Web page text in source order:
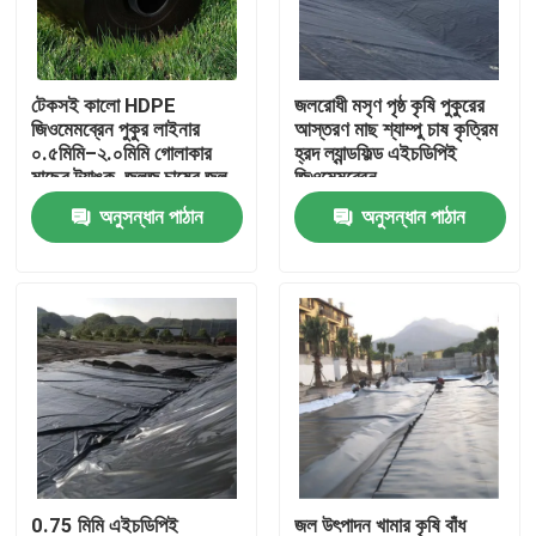
VR প্রদর্শন
আমাদের সম্পর্কে
কারখানা ভ্রমণ
মান নিয়ন্ত্রণ
আমাদের সাথে যোগাযোগ করুন
উদ্ধৃতির জন্য আবেদন
জিওটেক্সটাইল জিওগ্রিড
টেকসই কালো HDPE
জিওমেমব্রেন পুকুর লাইনার
০.৫মিমি–২.০মিমি গোলাকার
মাছের ট্যাঙ্ক, জলজ চাষের জল
সংরক্ষণ, জলাধার এবং বাঁধ
জলরোধী করার জন্য
অনুসন্ধান পাঠান
জলরোধী মসৃণ পৃষ্ঠ কৃষি পুকুরের
আস্তরণ মাছ শ্যাম্পু চাষ কৃত্রিম
হ্রদ ল্যান্ডফিল্ড এইচডিপিই
জিওমেমব্রেন
অনুসন্ধান পাঠান
0.75 মিমি এইচডিপিই জল উৎপাদন খামার কৃষি বাঁধ